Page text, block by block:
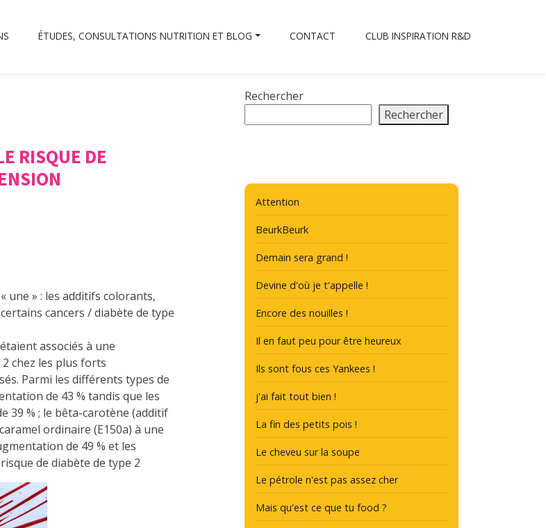
ÉTUDES, CONSULTATIONS NUTRITION ET BLOG CONTACT CLUB INSPIRATION R&D
RISQUE DE
une » : les additifs colorants,
cancers / diabète de type
associés à une
chez les plus forts
Parmi les différents types de
de 43 % tandis que les
39 % ; le bêta-carotène (additif
ordinaire (E150a) à une
de 49 % et les
de diabète de type 2
Rechercher
Rechercher
Attention
BeurkBeurk
Demain sera grand !
Devine d'où je t'appelle !
Encore des nouilles !
Il en faut peu pour être heureux
Ils sont fous ces Yankees !
j'ai fait tout bien !
La fin des petits pois !
Le cheveu sur la soupe
Le pétrole n'est pas assez cher
Mais qu'est ce que tu food ?